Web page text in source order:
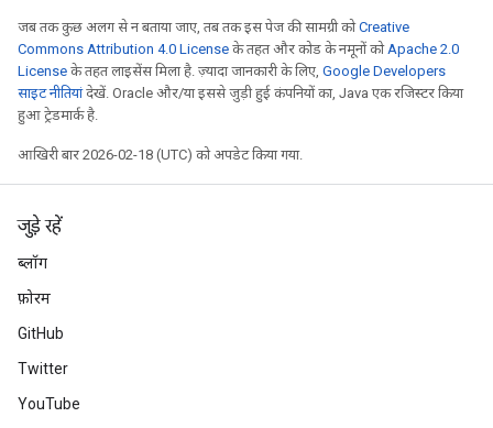
जब तक कुछ अलग से न बताया जाए, तब तक इस पेज की सामग्री कोCreative
Commons Attribution 4.0 License के तहत और कोड के नमूनों कोApache 2.0
License के तहत लाइसेंस मिला है. ज़्यादा जानकारी के लिए, Google Developers
साइट नीतियांदेखें. Oracle और/या इससे जुड़ी हुई कंपनियों का, Java एक रजिस्टर किया
हुआ ट्रेडमार्क है.
आखिरी बार 2026-02-18 (UTC) को अपडेट किया गया.
जुड़े रहें
ब्लॉग
फ़ोरम
GitHub
Twitter
YouTube